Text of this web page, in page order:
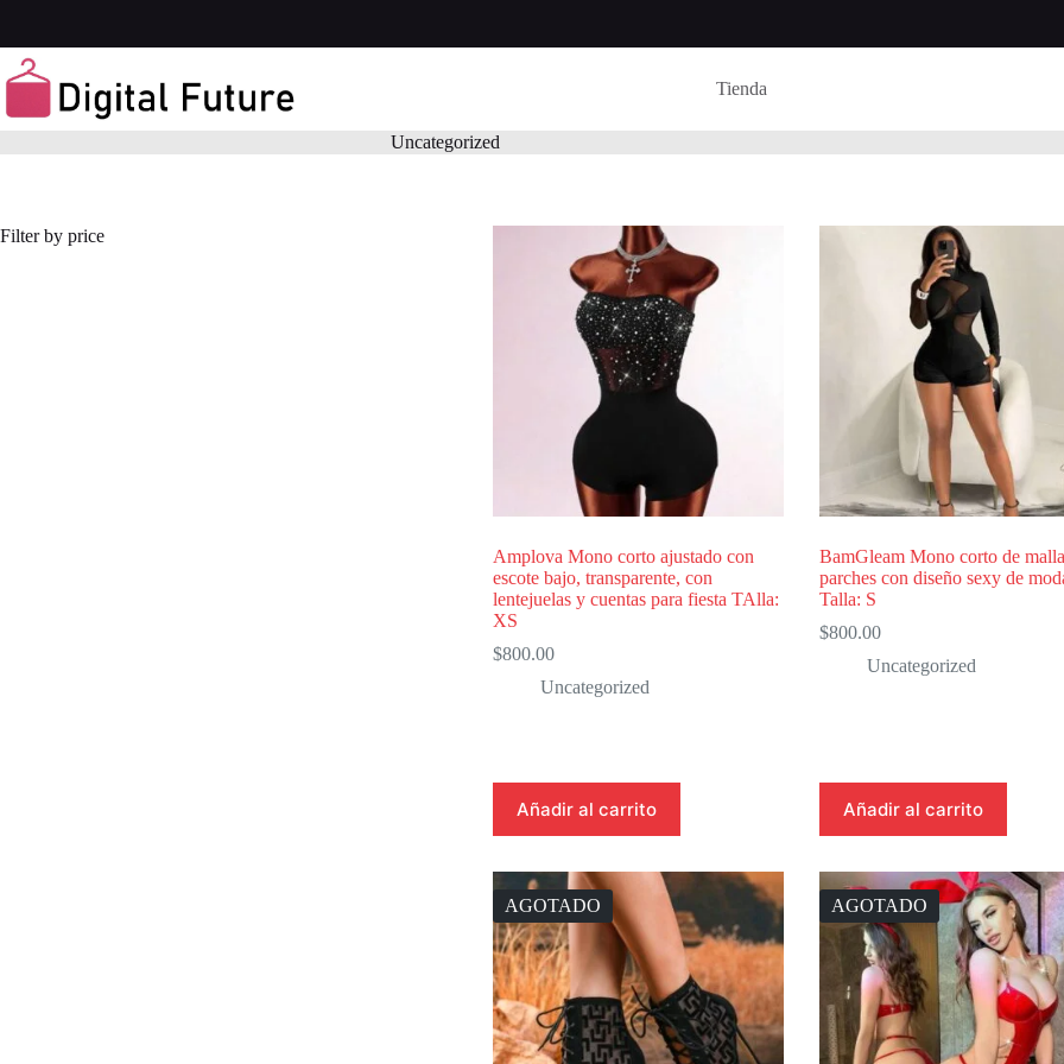
contenido
Tienda
Uncategorized
Amplova Mono corto ajustado con
escote bajo, transparente, con
lentejuelas y cuentas para fiesta TAlla:
XS
$800.00
Uncategorized
Añadir al carrito
BamGleam Mono corto de
parches con diseño sexy de
Talla: S
$800.00
Uncategorized
Añadir al carrito
AGOTADO AGOTADO
Filter by price